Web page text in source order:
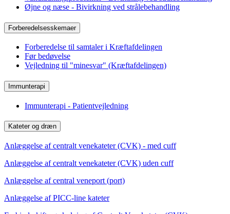
Øjne og næse - Bivirkning ved strålebehandling
Forberedelsesskemaer
Forberedelse til samtaler i Kræftafdelingen
Før bedøvelse
Vejledning til "minesvar" (Kræftafdelingen)
Immunterapi
Immunterapi - Patientvejledning
Kateter og dræn
Anlæggelse af centralt venekateter (CVK) - med cuff
Anlæggelse af centralt venekateter (CVK) uden cuff
Anlæggelse af central veneport (port)
Anlæggelse af PICC-line kateter